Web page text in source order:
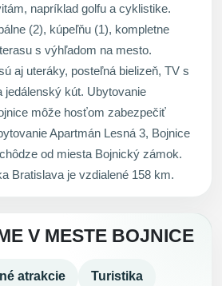
napríklad golfu a cyklistike.
(2), kúpeľňu (1), kompletne
s výhľadom na mesto.
aj uteráky, posteľná bielizeň, TV s
jedálenský kút. Ubytovanie
môže hosťom zabezpečiť
Apartmán Lesná 3, Bojnice
od miesta Bojnický zámok.
Bratislava je vzdialené 158 km.
V MESTE BOJNICE
atrakcie Turistika